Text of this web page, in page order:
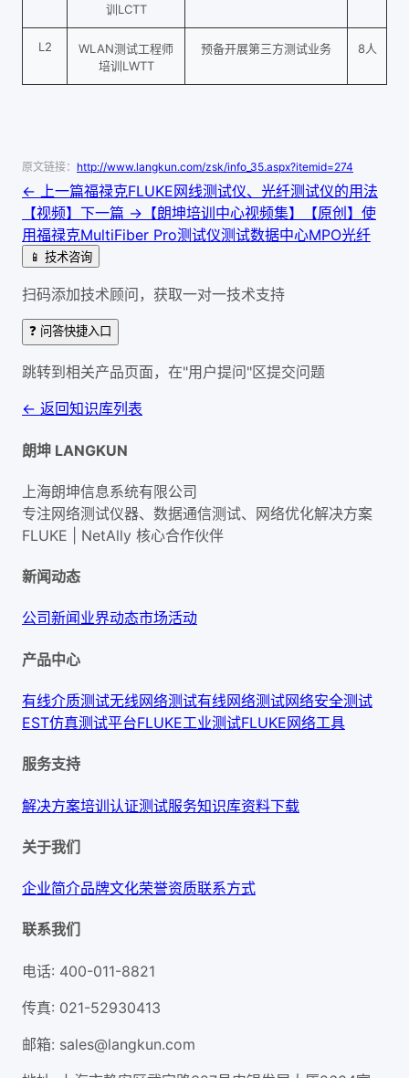
训LCTT
L2
WLAN测试工程师
培训LWTT
预备开展第三方测试业务 8人
原文链接： http://www.langkun.com/zsk/info_35.aspx?itemid=274
← 上一篇福禄克FLUKE网线测试仪、光纤测试仪的用法
【视频】 下一篇 → 【朗坤培训中心视频集】【原创】使
用福禄克MultiFiber Pro测试仪测试数据中心MPO光纤
📱 技术咨询
扫码添加技术顾问，获取一对一技术支持
❓ 问答快捷入口
跳转到相关产品页面，在"用户提问"区提交问题
← 返回知识库列表
朗坤 LANGKUN
上海朗坤信息系统有限公司
专注网络测试仪器、数据通信测试、网络优化解决方案
FLUKE | NetAlly 核心合作伙伴
新闻动态
公司新闻业界动态市场活动
产品中心
有线介质测试无线网络测试有线网络测试网络安全测试
EST仿真测试平台FLUKE工业测试FLUKE网络工具
服务支持
解决方案培训认证测试服务知识库资料下载
关于我们
企业简介品牌文化荣誉资质联系方式
联系我们
电话: 400-011-8821
传真: 021-52930413
邮箱: sales@langkun.com